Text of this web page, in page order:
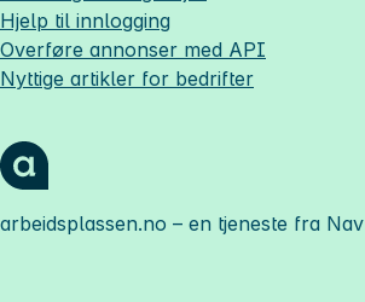
Hjelp til innlogging
Overføre annonser med API
Nyttige artikler for bedrifter
arbeidsplassen.no – en tjeneste fra Nav